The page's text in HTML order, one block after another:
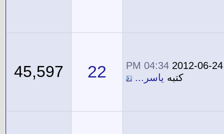
2012-06-24
04:34 PM
كتبه ياسر... 22
45,597